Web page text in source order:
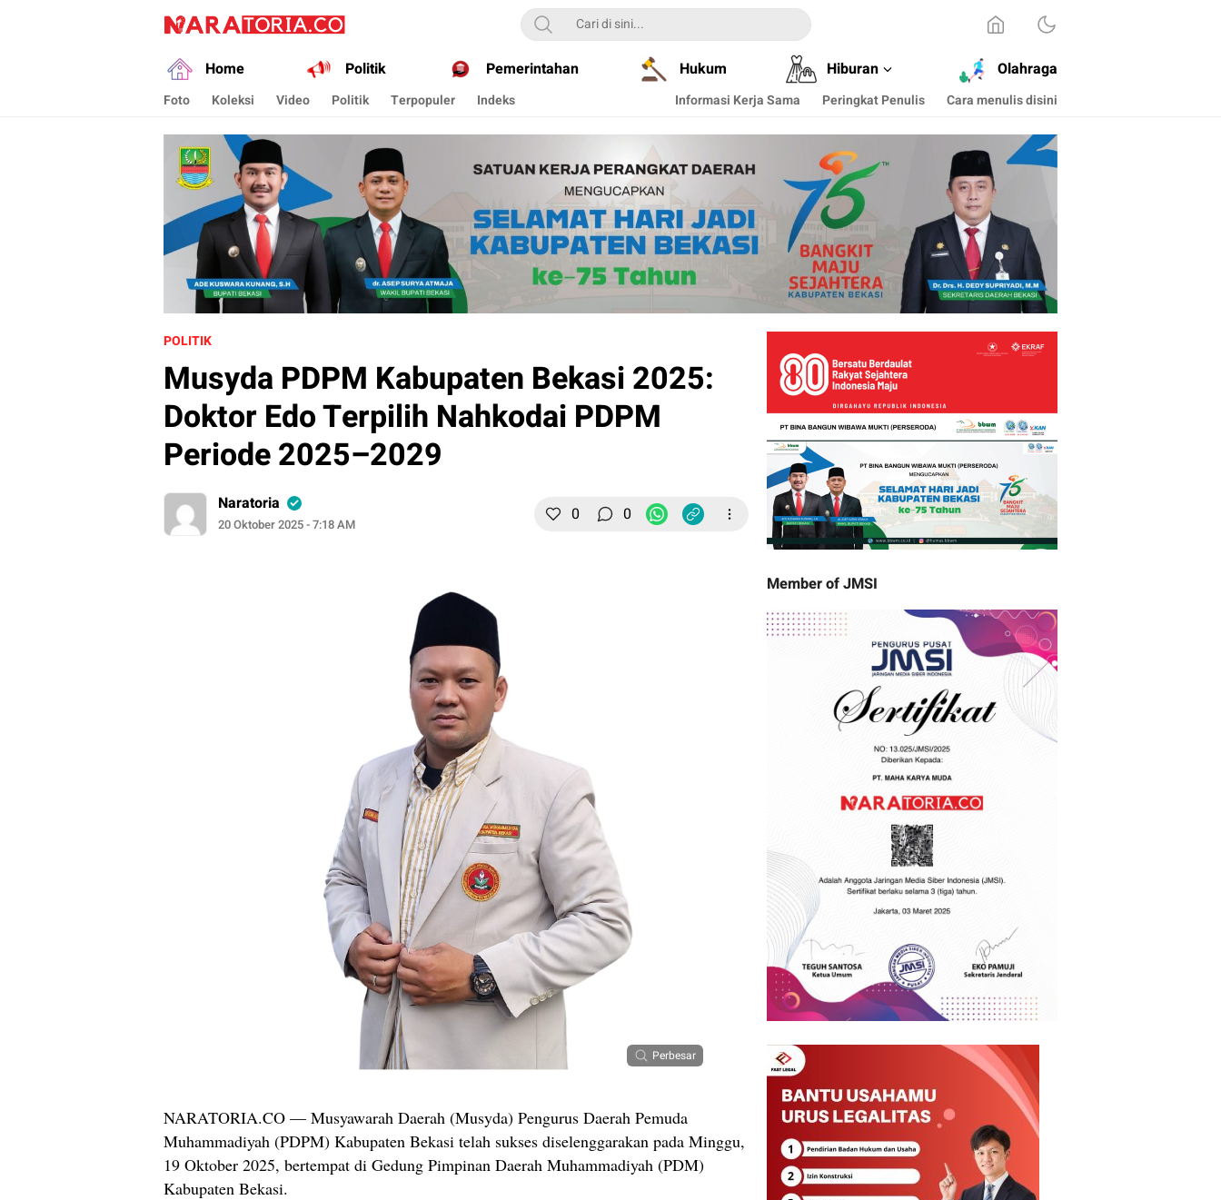
naratoria.co
Narasikan Fakta dan Data
Home Politik Pemerintahan Hukum Hiburan Olahraga
Foto Koleksi Video Politik Terpopuler Indeks Informasi Kerja Sama Peringkat Penulis Cara menulis disini
POLITIK
Musyda PDPM Kabupaten Bekasi 2025:
Doktor Edo Terpilih Nahkodai PDPM
Periode 2025–2029
Naratoria
20 Oktober 2025 - 7:18 AM 0 0
Perbesar
NARATORIA.CO — Musyawarah Daerah (Musyda) Pengurus Daerah Pemuda
Muhammadiyah (PDPM) Kabupaten Bekasi telah sukses diselenggarakan pada Minggu,
19 Oktober 2025, bertempat di Gedung Pimpinan Daerah Muhammadiyah (PDM)
Kabupaten Bekasi.
Member of JMSI